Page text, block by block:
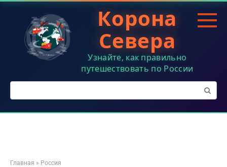
Перейти
контенту
Корона
Севера
Узнайте, как правильно
путешествовать по России
Поиск:
Главная » Россия